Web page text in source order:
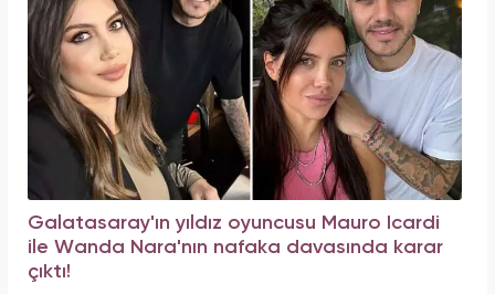
Galatasaray'ın yıldız oyuncusu Mauro Icardi
ile Wanda Nara'nın nafaka davasında karar
çıktı!